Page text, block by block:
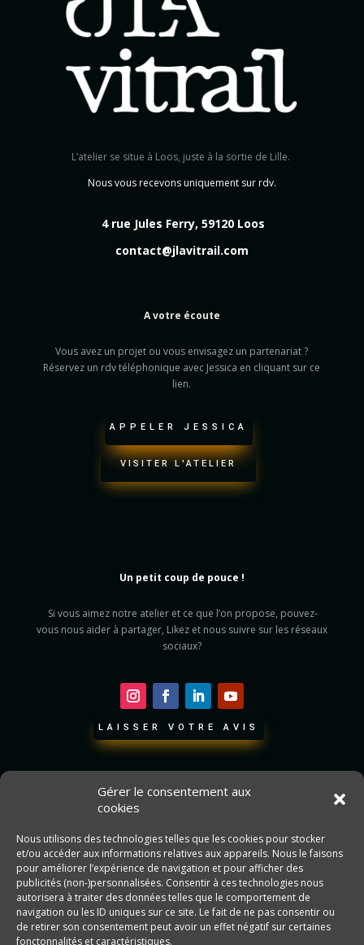
Gérer le consentement aux
cookies
Nous utilisons des technologies telles que les cookies pour stocker
et/ou accéder aux informations relatives aux appareils. Nous le faisons
pour améliorer l’expérience de navigation et pour afficher des
publicités (non-)personnalisées. Consentir à ces technologies nous
autorisera à traiter des données telles que le comportement de
navigation ou les ID uniques sur ce site. Le fait de ne pas consentir ou
de retirer son consentement peut avoir un effet négatif sur certaines
fonctonnalités et caractéristiques.
L’atelier se situe à Loos, juste à la sortie de Lille.
Nous vous recevons uniquement sur rdv.
4 rue Jules Ferry, 59120 Loos
contact@jlavitrail.com
A votre écoute
Vous avez un projet ou vous envisagez un partenariat ?
Réservez un rdv téléphonique avec Jessica en cliquant sur ce
lien.
APPELER JESSICA
VISITER L'ATELIER
Un petit coup de pouce !
Si vous aimez notre atelier et ce que l’on propose, pouvez-
vous nous aider à partager, Likez et nous suivre sur les réseaux
sociaux?
LAISSER VOTRE AVIS